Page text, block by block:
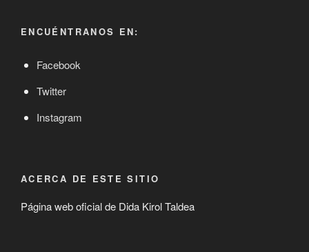
ENCUÉNTRANOS EN:
Facebook
Twitter
Instagram
ACERCA DE ESTE SITIO
Página web oficial de Dida Kirol Taldea